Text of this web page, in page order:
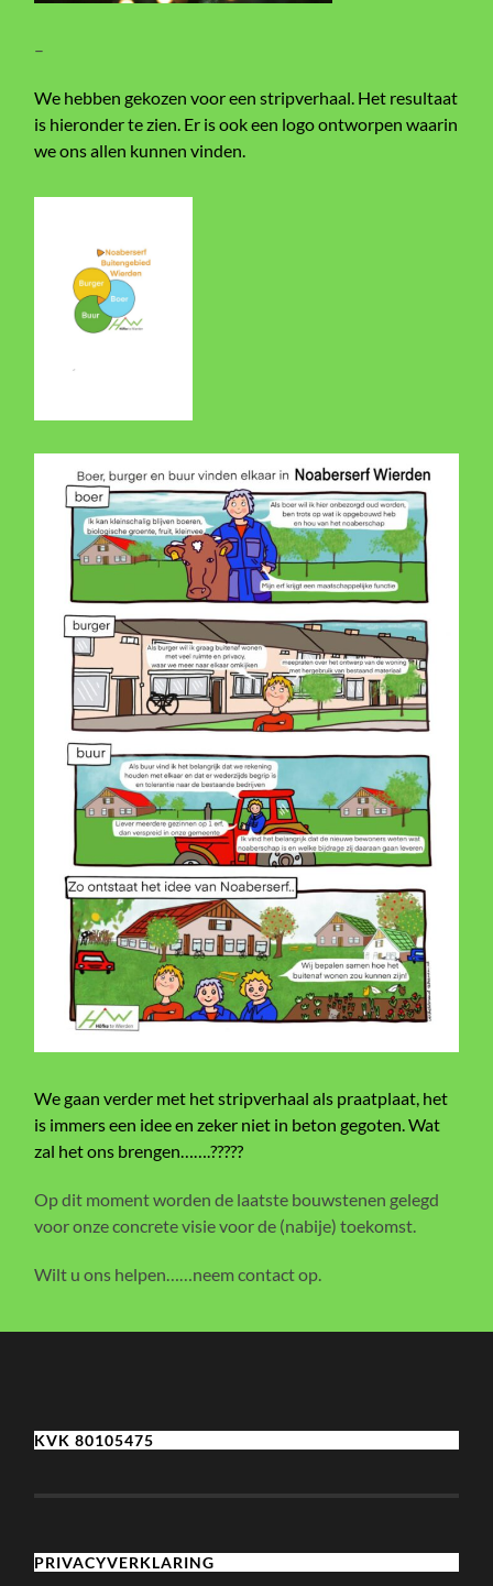
–
We hebben gekozen voor een stripverhaal. Het resultaat
is hieronder te zien. Er is ook een logo ontworpen waarin
we ons allen kunnen vinden.
We gaan verder met het stripverhaal als praatplaat, het
is immers een idee en zeker niet in beton gegoten. Wat
zal het ons brengen…….?????
Op dit moment worden de laatste bouwstenen gelegd
voor onze concrete visie voor de (nabije) toekomst.
Wilt u ons helpen……neem contact op.
KVK 80105475
PRIVACYVERKLARING